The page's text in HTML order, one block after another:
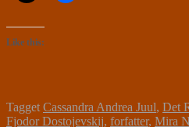
Like this:
TaggetCassandra Andrea Juul, Det
Fjodor Dostojevskij, forfatter, Mira